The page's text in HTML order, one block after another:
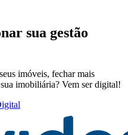
sua gestão
imóveis, fechar mais
imobiliária? Vem ser digital!